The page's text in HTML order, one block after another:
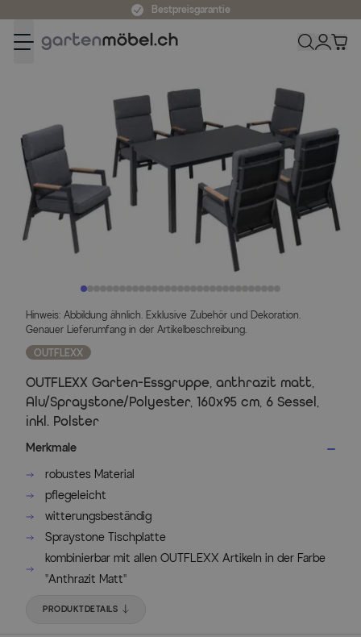
Bestpreisgarantie
Hinweis: Abbildung ähnlich. Exklusive Zubehör und Dekoration.
Genauer Lieferumfang in der Artikelbeschreibung.
OUTFLEXX
OUTFLEXX Garten-Essgruppe, anthrazit matt,
Alu/Spraystone/Polyester, 160x95 cm, 6 Sessel,
inkl. Polster
Merkmale
robustes Material
pflegeleicht
witterungsbeständig
Spraystone Tischplatte
kombinierbar mit allen OUTFLEXX Artikeln in der Farbe
"Anthrazit Matt"
PRODUKTDETAILS